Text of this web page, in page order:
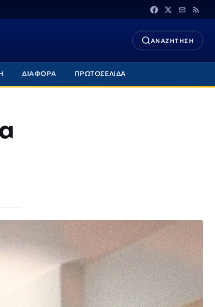
ΑΝΑΖΗΤΗΣΗ
ΔΙΑΦΟΡΑ ΠΡΩΤΟΣΕΛΙΔΑ